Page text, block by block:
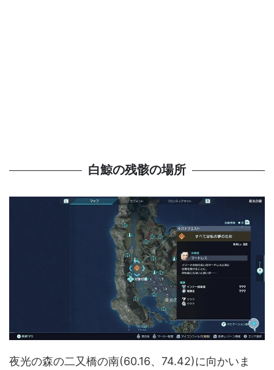
白鯨の残骸の場所
夜光の森の二又橋の南(60.16、74.42)に向かいま